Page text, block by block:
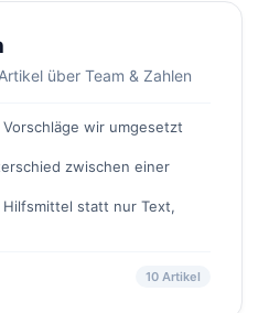
über Team & Zahlen
wir umgesetzt
zwischen einer
statt nur Text,
10 Artikel